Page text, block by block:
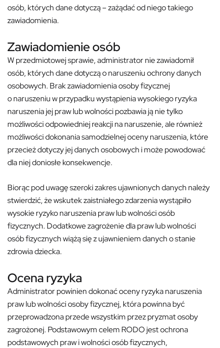
osób, których dane dotyczą – zażądać od niego takiego
zawiadomienia.
Zawiadomienie osób
W przedmiotowej sprawie, administrator nie zawiadomił
osób, których dane dotyczą o naruszeniu ochrony danych
osobowych. Brak zawiadomienia osoby fizycznej
o naruszeniu w przypadku wystąpienia wysokiego ryzyka
naruszenia jej praw lub wolności pozbawia ją nie tylko
możliwości odpowiedniej reakcji na naruszenie, ale również
możliwości dokonania samodzielnej oceny naruszenia, które
przecież dotyczy jej danych osobowych i może powodować
dla niej doniosłe konsekwencje.
Biorąc pod uwagę szeroki zakres ujawnionych danych należy
stwierdzić, że wskutek zaistniałego zdarzenia wystąpiło
wysokie ryzyko naruszenia praw lub wolności osób
fizycznych. Dodatkowe zagrożenie dla praw lub wolności
osób fizycznych wiążą się z ujawnieniem danych o stanie
zdrowia dziecka.
Ocena ryzyka
Administrator powinien dokonać oceny ryzyka naruszenia
praw lub wolności osoby fizycznej, która powinna być
przeprowadzona przede wszystkim przez pryzmat osoby
zagrożonej. Podstawowym celem RODO jest ochrona
podstawowych praw i wolności osób fizycznych,